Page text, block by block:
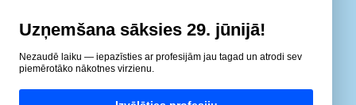
Uzņemšana sāksies 29. jūnijā!
Nezaudē laiku — iepazīsties ar profesijām jau tagad un atrodi sev
piemērotāko nākotnes virzienu.